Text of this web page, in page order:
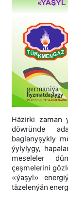
Häzirki zaman
döwründe
baglanyşykly
ýylylygy,
meseleler
çeşmelerini
«ýaşyl»
täzelenýän